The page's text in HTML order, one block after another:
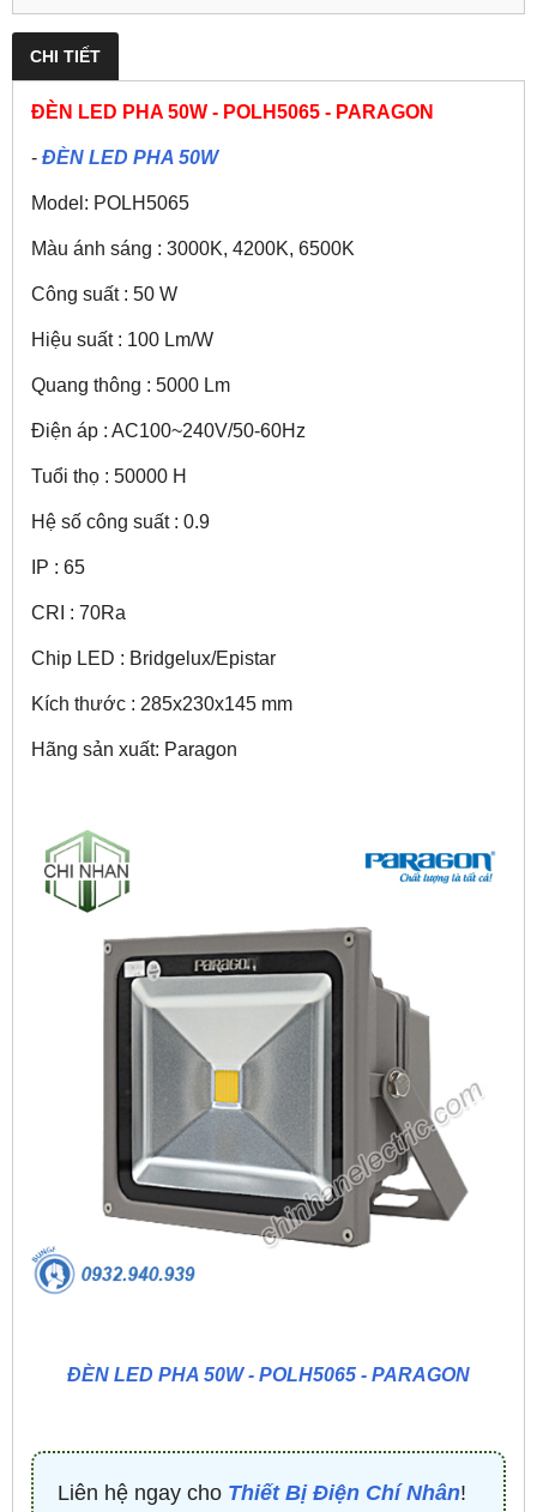
CHI TIẾT
ĐÈN LED PHA 50W - POLH5065 - PARAGON
- ĐÈN LED PHA 50W
Model: POLH5065
Màu ánh sáng : 3000K, 4200K, 6500K
Công suất : 50 W
Hiệu suất : 100 Lm/W
Quang thông : 5000 Lm
Điện áp : AC100~240V/50-60Hz
Tuổi thọ : 50000 H
Hệ số công suất : 0.9
IP : 65
CRI : 70Ra
Chip LED : Bridgelux/Epistar
Kích thước : 285x230x145 mm
Hãng sản xuất: Paragon
ĐÈN LED PHA 50W - POLH5065 - PARAGON
Liên hệ ngay cho Thiết Bị Điện Chí Nhân!